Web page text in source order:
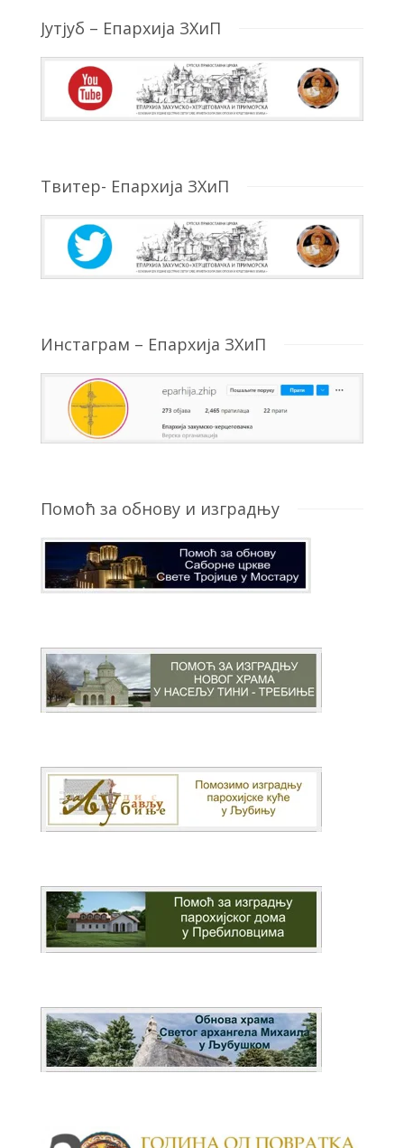
Јутјуб – Епархија ЗХиП
Твитер- Епархија ЗХиП
Инстаграм – Епархија ЗХиП
Помоћ за обнову и изградњу